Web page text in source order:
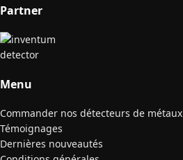
Partner
Menu
Commander nos détecteurs de métaux
Témoignages
Dernières nouveautés